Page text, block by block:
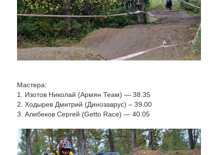
Мастера:
1. Изотов Николай (Армян Теам) — 38.35
2. Ходырев Дмитрий (Динозаврус) – 39.00
3. Алибеков Сергей (Getto Race) — 40.05